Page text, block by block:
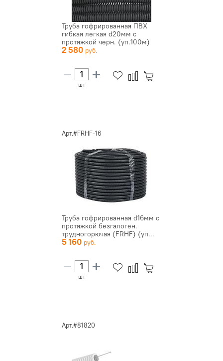
Труба гофрированная ПВХ
гибкая легкая d20мм с
протяжкой черн. (уп.100м)
DKC...
2 580
шт
Арт.#FRHF-16
Труба гофрированная d16мм с
протяжкой безгалоген.
трудногорючая (FRHF) (уп...
5 160
шт
Арт.#81820